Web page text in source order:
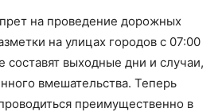
на проведение дорожных
на улицах городов с 07:00
составят выходные дни и случаи,
вмешательства. Теперь
преимущественно в